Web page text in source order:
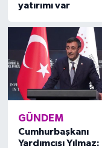
yatırımı var
GÜNDEM
Cumhurbaşkanı
Yardımcısı Yılmaz: